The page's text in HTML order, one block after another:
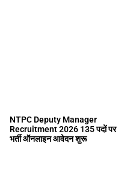
NTPC Deputy Manager
Recruitment 2026 135 पदों पर
भर्ती ऑनलाइन आवेदन शुरू